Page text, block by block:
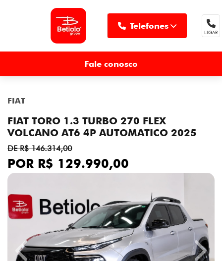
Telefones
LIGAR
Fale conosco
FIAT
FIAT TORO 1.3 TURBO 270 FLEX
VOLCANO AT6 4P AUTOMATICO 2025
DE R$ 146.314,00
POR R$ 129.990,00
Previous Next